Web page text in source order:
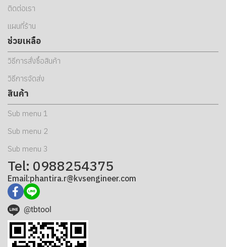
ติดต่อเรา
แผนที่ร้าน
ช่วยเหลือ
วิธีการสั่งซื้อสินค้า
วิธีการจัดส่ง
สินค้า
Sub menu 1
Sub menu 2
Sub menu 3
Tel: 0988254375
Email:phantira.r@kvsengineer.com
@tbtool